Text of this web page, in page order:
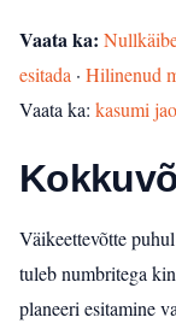
Vaata ka:
esitada · Hilinenud
Vaata ka: kasumi
Väikeettevõtte
tuleb numbritega
planeeri esitamine